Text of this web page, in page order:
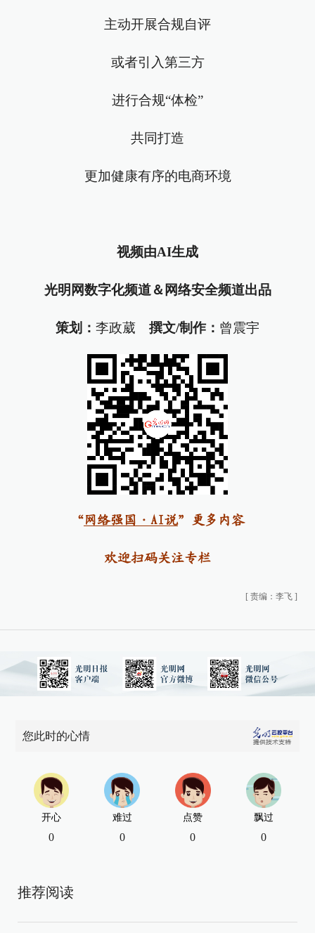
主动开展合规自评
或者引入第三方
进行合规“体检”
共同打造
更加健康有序的电商环境
视频由AI生成
光明网数字化频道＆网络安全频道出品
策划： 李政葳 撰文/制作： 曾震宇
“网络强国·AI说”更多内容
欢迎扫码关注专栏
[ 责编：李飞 ]
您此时的心情
开心
0
难过
0
点赞
0
飘过
0
推荐阅读